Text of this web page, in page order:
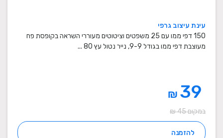
עינת עיצוב גרפי
150 דפי ממו עם 25 משפטים וציטוטים מעוררי השראה בקופסת פח
מעוצבת דפי ממו בגודל 9-9, נייר נטול עץ 80 ...
₪
במקום 45 ₪
להזמנה